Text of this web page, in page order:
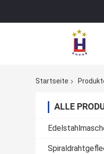
Startseite
ALLE